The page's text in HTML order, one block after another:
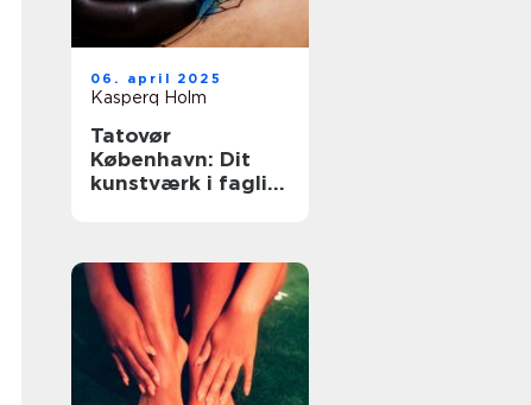
06. april 2025
Kasperq Holm
Tatovør
København: Dit
kunstværk i faglig